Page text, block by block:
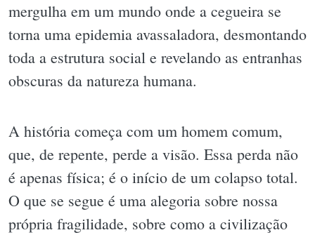
mergulha em um mundo onde a cegueira se
torna uma epidemia avassaladora, desmontando
toda a estrutura social e revelando as entranhas
obscuras da natureza humana.
A história começa com um homem comum,
que, de repente, perde a visão. Essa perda não
é apenas física; é o início de um colapso total.
O que se segue é uma alegoria sobre nossa
própria fragilidade, sobre como a civilização